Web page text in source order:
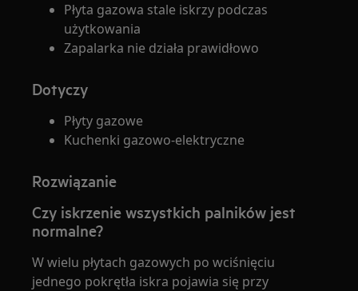
Płyta gazowa stale iskrzy podczas
użytkowania
Zapalarka nie działa prawidłowo
Dotyczy
Płyty gazowe
Kuchenki gazowo-elektryczne
Rozwiązanie
Czy iskrzenie wszystkich palników jest
normalne?
W wielu płytach gazowych po wciśnięciu
jednego pokrętła iskra pojawia się przy